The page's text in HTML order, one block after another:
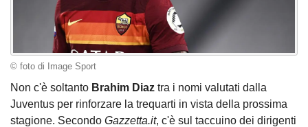
© foto di Image Sport
Non c'è soltanto Brahim Diaz tra i nomi valutati dalla
Juventus per rinforzare la trequarti in vista della prossima
stagione. Secondo Gazzetta.it, c'è sul taccuino dei dirigenti